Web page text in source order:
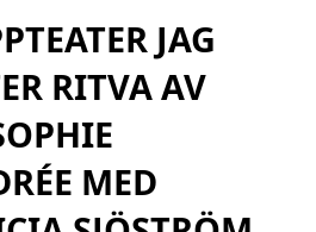
JAG
RITVA AV
MED